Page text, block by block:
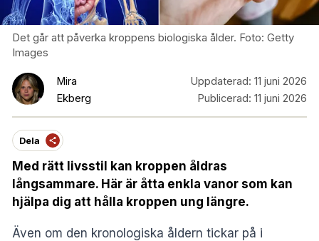
Det går att påverka kroppens biologiska ålder. Foto: Getty
Images
Mira
Ekberg
Uppdaterad: 11 juni 2026
Publicerad: 11 juni 2026
Dela
Med rätt livsstil kan kroppen åldras
långsammare. Här är åtta enkla vanor som kan
hjälpa dig att hålla kroppen ung längre.
Även om den kronologiska åldern tickar på i